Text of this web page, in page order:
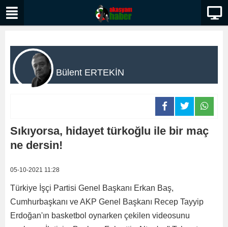
Bülent ERTEKİN
Sıkıyorsa, hidayet türkoğlu ile bir maç
ne dersin!
05-10-2021 11:28
Türkiye İşçi Partisi Genel Başkanı Erkan Baş,
Cumhurbaşkanı ve AKP Genel Başkanı Recep Tayyip
Erdoğan'ın basketbol oynarken çekilen videosunu